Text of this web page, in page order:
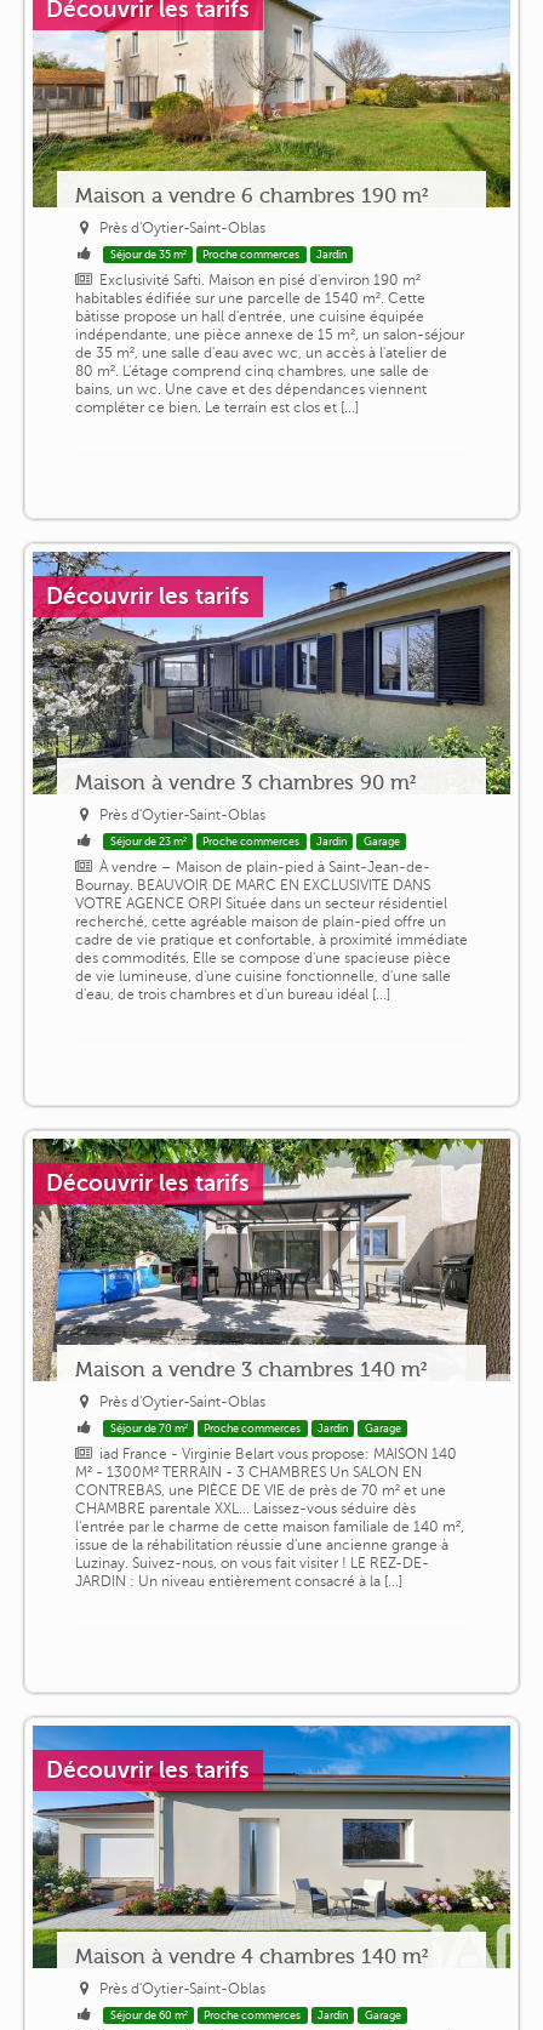
Découvrir les tarifs
Maison a vendre 6 chambres 190 m²
Près d'Oytier-Saint-Oblas
Séjour de 35 m² Proche commerces Jardin
Exclusivité Safti. Maison en pisé d'environ 190 m²
habitables édifiée sur une parcelle de 1540 m². Cette
bâtisse propose un hall d'entrée, une cuisine équipée
indépendante, une pièce annexe de 15 m², un salon-séjour
de 35 m², une salle d'eau avec wc, un accès à l'atelier de
80 m². L'étage comprend cinq chambres, une salle de
bains, un wc. Une cave et des dépendances viennent
compléter ce bien. Le terrain est clos et [...]
Découvrir les tarifs
Maison à vendre 3 chambres 90 m²
Près d'Oytier-Saint-Oblas
Séjour de 23 m² Proche commerces Jardin Garage
À vendre – Maison de plain-pied à Saint-Jean-de-
Bournay. BEAUVOIR DE MARC EN EXCLUSIVITE DANS
VOTRE AGENCE ORPI Située dans un secteur résidentiel
recherché, cette agréable maison de plain-pied offre un
cadre de vie pratique et confortable, à proximité immédiate
des commodités. Elle se compose d'une spacieuse pièce
de vie lumineuse, d'une cuisine fonctionnelle, d'une salle
d'eau, de trois chambres et d'un bureau idéal [...]
Découvrir les tarifs
Maison a vendre 3 chambres 140 m²
Près d'Oytier-Saint-Oblas
Séjour de 70 m² Proche commerces Jardin Garage
iad France - Virginie Belart vous propose: MAISON 140
M² - 1300M² TERRAIN - 3 CHAMBRES Un SALON EN
CONTREBAS, une PIÈCE DE VIE de près de 70 m² et une
CHAMBRE parentale XXL... Laissez-vous séduire dès
l'entrée par le charme de cette maison familiale de 140 m²,
issue de la réhabilitation réussie d'une ancienne grange à
Luzinay. Suivez-nous, on vous fait visiter ! LE REZ-DE-
JARDIN : Un niveau entièrement consacré à la [...]
Découvrir les tarifs
Maison à vendre 4 chambres 140 m²
Près d'Oytier-Saint-Oblas
Séjour de 60 m² Proche commerces Jardin Garage